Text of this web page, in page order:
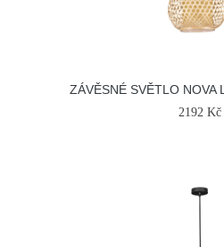
ZÁVĚSNÉ SVĚTLO NOVA
2192 Kč